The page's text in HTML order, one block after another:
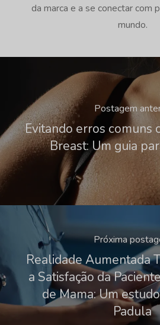
da marca e a se conectar com
mundo.
Postagem
Evitando erros comuns
Breast: Um guia
Próxima
Realidade Aumentada
a Satisfação da
de Mama: Um
Padula